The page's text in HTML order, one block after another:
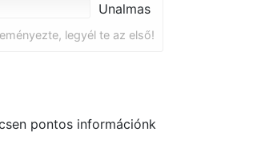
Unalmas
legyél te az első!
pontos információnk